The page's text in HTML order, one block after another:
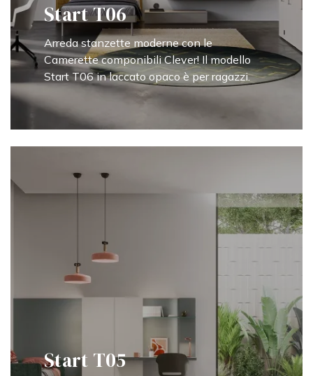
Start T06
Arreda stanzette moderne con le
Camerette componibili Clever! Il modello
Start T06 in laccato opaco è per ragazzi.
Start T05